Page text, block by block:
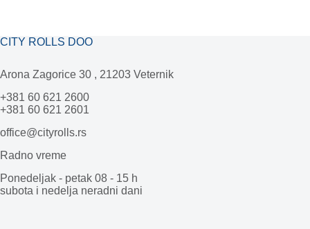
CITY ROLLS DOO
Arona Zagorice 30 , 21203 Veternik
+381 60 621 2600
+381 60 621 2601
office@cityrolls.rs
Radno vreme
Ponedeljak - petak 08 - 15 h
subota i nedelja neradni dani